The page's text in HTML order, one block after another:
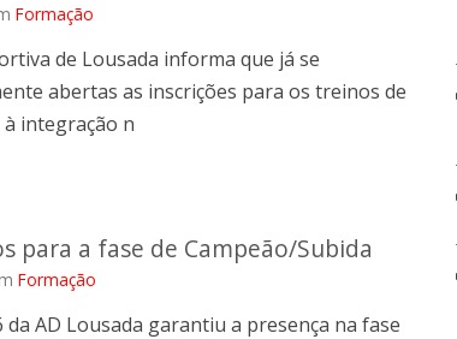
Formação
de Lousada informa que já se
abertas as inscrições para os treinos de
integração n
para a fase de Campeão/Subida
Formação
da AD Lousada garantiu a presença na fase